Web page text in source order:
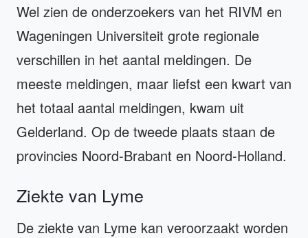
Wel zien de onderzoekers van het RIVM en
Wageningen Universiteit grote regionale
verschillen in het aantal meldingen. De
meeste meldingen, maar liefst een kwart van
het totaal aantal meldingen, kwam uit
Gelderland. Op de tweede plaats staan de
provincies Noord-Brabant en Noord-Holland.
Ziekte van Lyme
De ziekte van Lyme kan veroorzaakt worden